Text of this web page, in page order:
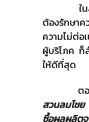
ในส่วนข
ต้องรักษา
ความไม่ต่อ
ผู้บริโภค ก็
ให้ดีที่สุด
ตอกย้ำด้
สวนลมโช
ซื้อผลผลิตจ